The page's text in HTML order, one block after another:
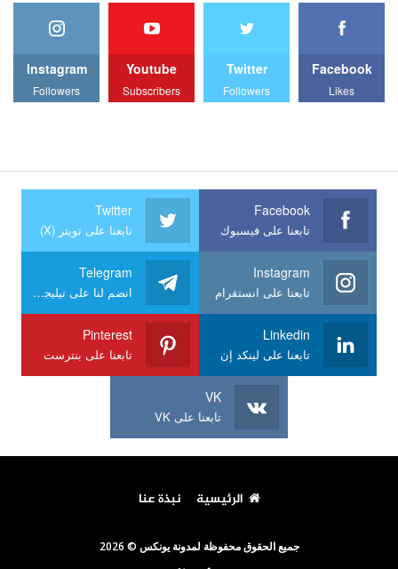
Facebook
Likes
Twitter
Followers
Youtube
Subscribers
Instagram
Followers
Facebook
تابعنا على فيسبوك
Twitter
تابعنا على تويتر (X)
Instagram
تابعنا على انستقرام
Telegram
انضم لنا على تيليجرام
Linkedin
تابعنا على لينكد إن
Pinterest
تابعنا على بنترست
VK
تابعنا على VK
الرئيسية نبذة عنا
جميع الحقوق محفوظة لمدونة يونكس © 2026